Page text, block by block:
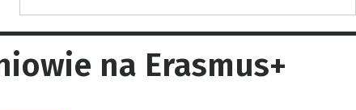
na Erasmus+